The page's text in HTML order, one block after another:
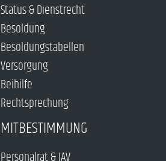
Status & Dienstrecht
Besoldung
Besoldungstabellen
Versorgung
Beihilfe
Rechtsprechung
MITBESTIMMUNG